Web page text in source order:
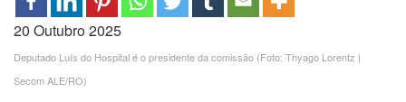
20 Outubro 2025
Deputado Luís do Hospital é o presidente da comissão (Foto: Thyago Lorentz |
Secom ALE/RO)